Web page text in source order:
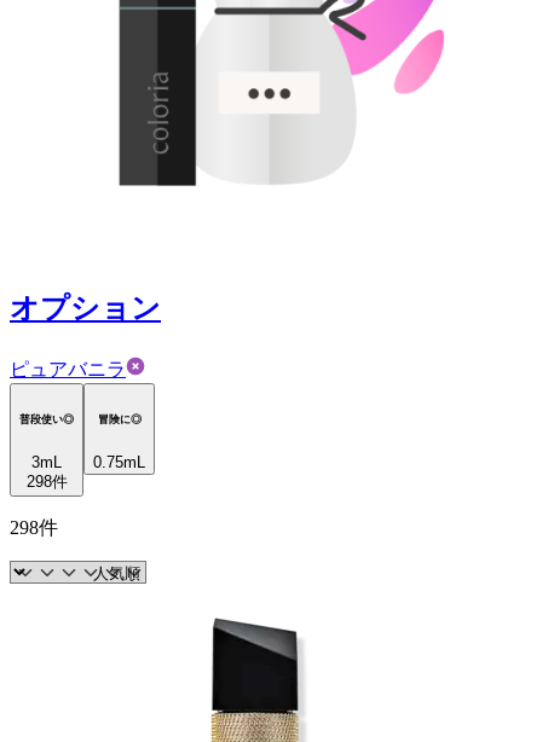
オプション
ピュアバニラ
普段使い◎
3mL
298件
冒険に◎
0.75mL
298件